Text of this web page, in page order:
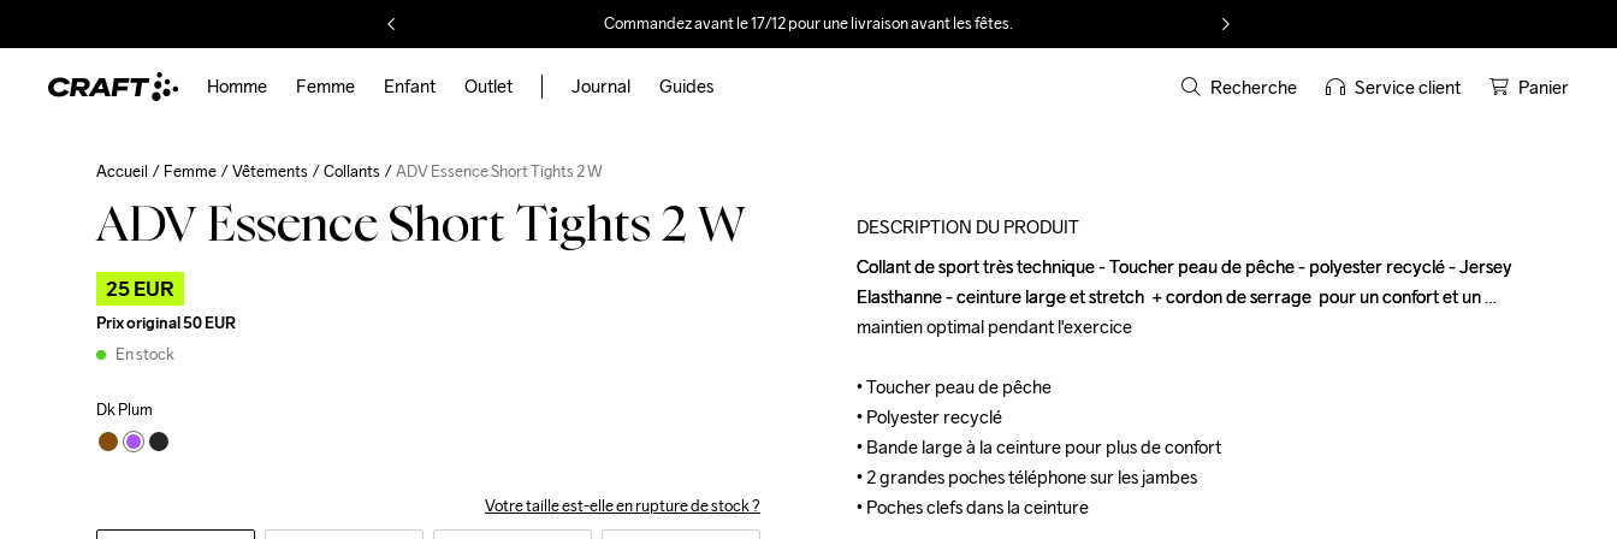
Commandez avant le 17/12 pour une livraison avant les fêtes.
Homme Femme Enfant Outlet Journal Guides Recherche Service client Panier
Accueil Femme Vêtements Collants ADV Essence Short Tights 2 W
ADV Essence Short Tights 2 W
25 EUR
Prix original50 EUR
En stock
Dk Plum
Votre taille est-elle en rupture de stock ?
DESCRIPTION DU PRODUIT
Collant de sport très technique - Toucher peau de pêche - polyester recyclé - Jersey
Elasthanne - ceinture large et stretch  + cordon de serrage  pour un confort et un
maintien optimal pendant l'exercice
• Toucher peau de pêche
• Polyester recyclé
• Bande large à la ceinture pour plus de confort
• 2 grandes poches téléphone sur les jambes
• Poches clefs dans la ceinture
Collant de sport très technique - Toucher peau de pêche - polyester recyclé - Jersey
Elasthanne - ceinture large et stretch  + cordon de serrage  pour un confort et un
maintien optimal pendant l'exercice
• Toucher peau de pêche
• Polyester recyclé
• Bande large à la ceinture pour plus de confort
• 2 grandes poches téléphone sur les jambes
• Poches clefs dans la ceinture